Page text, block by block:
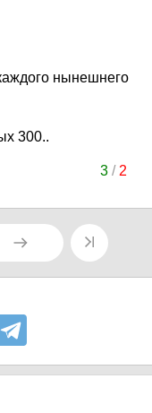
нынешнего
300..
3/ 2